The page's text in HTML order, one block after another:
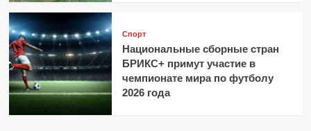
Спорт
Национальные сборные стран
БРИКС+ примут участие в
чемпионате мира по футболу
2026 года